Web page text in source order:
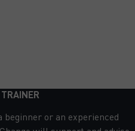
beginner or an experienced